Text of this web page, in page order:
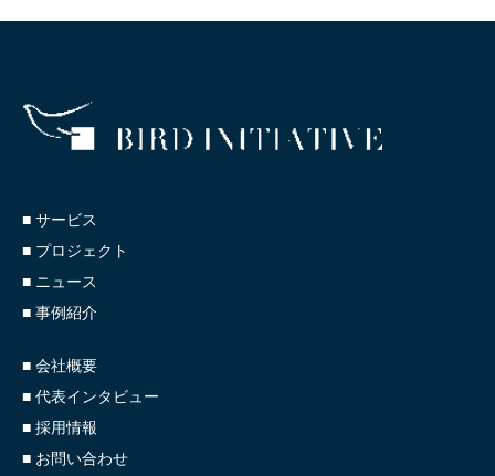
■ サービス
■ プロジェクト
■ ニュース
■ 事例紹介
■ 会社概要
■ 代表インタビュー
■ 採用情報
■ お問い合わせ